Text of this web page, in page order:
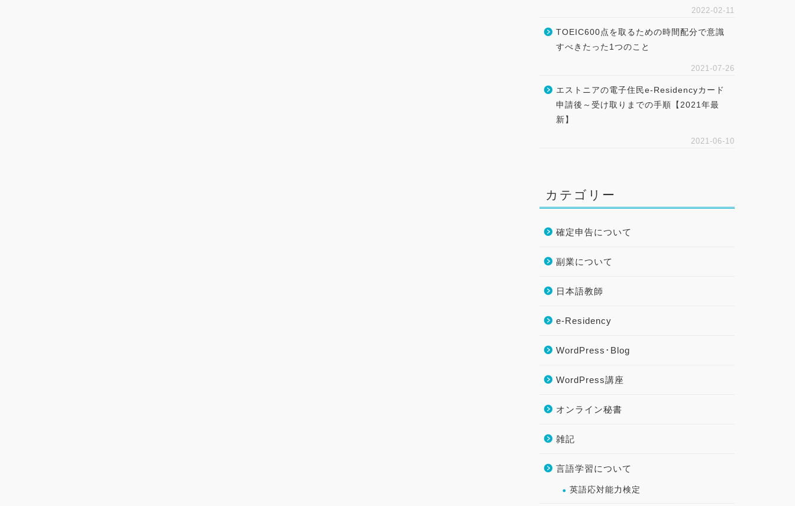
2022-02-11
TOEIC600点を取るための時間配分で意識
すべきたった1つのこと
2021-07-26
エストニアの電子住民e-Residencyカード
申請後～受け取りまでの手順【2021年最
新】
2021-06-10
カテゴリー
確定申告について
副業について
日本語教師
e-Residency
WordPress･Blog
WordPress講座
オンライン秘書
雑記
言語学習について
英語応対能力検定